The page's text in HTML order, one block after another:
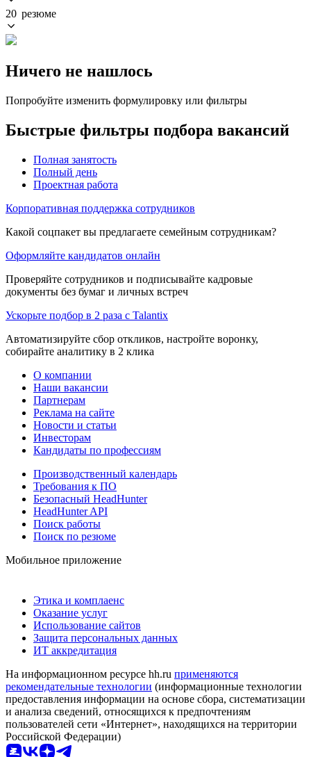
20 резюме
Ничего не нашлось
Попробуйте изменить формулировку или фильтры
Быстрые фильтры подбора вакансий
Полная занятость
Полный день
Проектная работа
Корпоративная поддержка сотрудников
Какой соцпакет вы предлагаете семейным сотрудникам?
Оформляйте кандидатов онлайн
Проверяйте сотрудников и подписывайте кадровые
документы без бумаг и личных встреч
Ускорьте подбор в 2 раза с Talantix
Автоматизируйте сбор откликов, настройте воронку,
собирайте аналитику в 2 клика
О компании
Наши вакансии
Партнерам
Реклама на сайте
Новости и статьи
Инвесторам
Кандидаты по профессиям
Производственный календарь
Требования к ПО
Безопасный HeadHunter
HeadHunter API
Поиск работы
Поиск по резюме
Мобильное приложение
Этика и комплаенс
Оказание услуг
Использование сайтов
Защита персональных данных
ИТ аккредитация
На информационном ресурсе hh.ru применяются
рекомендательные технологии (информационные технологии
предоставления информации на основе сбора, систематизации
и анализа сведений, относящихся к предпочтениям
пользователей сети «Интернет», находящихся на территории
Российской Федерации)